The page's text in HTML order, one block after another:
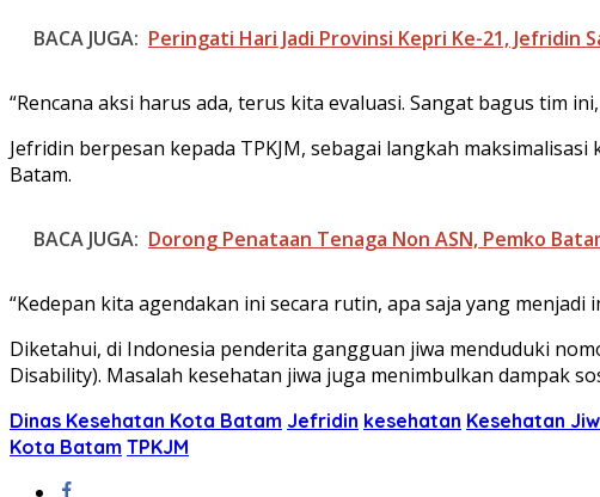
BACA JUGA: Peringati Hari Jadi Provinsi Kepri Ke-21, Jefridin
“Rencana aksi harus ada, terus kita evaluasi. Sangat bagus tim
Jefridin berpesan kepada TPKJM, sebagai langkah
Batam.
BACA JUGA: Dorong Penataan Tenaga Non ASN, Pemko
“Kedepan kita agendakan ini secara rutin, apa saja yang
Diketahui, di Indonesia penderita gangguan jiwa menduduki
Disability). Masalah kesehatan jiwa juga menimbulkan dampak
Dinas Kesehatan Kota Batam Jefridin kesehatan Kesehatan
Kota Batam TPKJM